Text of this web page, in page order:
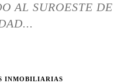
AL SUROESTE
INMOBILIARIAS